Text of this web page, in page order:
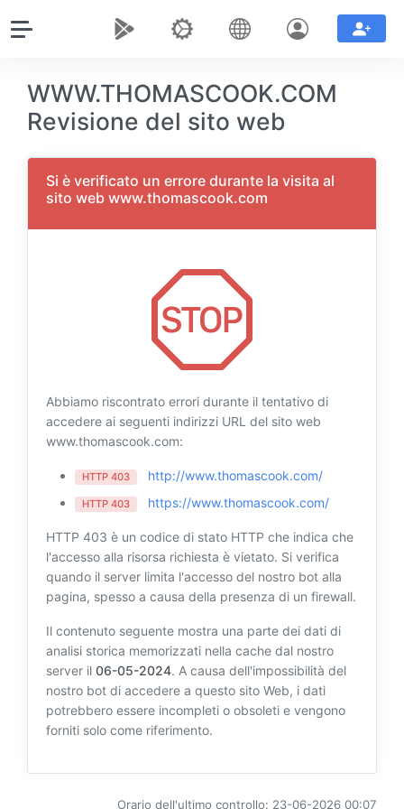
WWW.THOMASCOOK.COM
Revisione del sito web
Si è verificato un errore durante la visita al
sito web www.thomascook.com
Abbiamo riscontrato errori durante il tentativo di
accedere ai seguenti indirizzi URL del sito web
www.thomascook.com:
HTTP 403 http://www.thomascook.com/
HTTP 403 https://www.thomascook.com/
HTTP 403 è un codice di stato HTTP che indica che
l'accesso alla risorsa richiesta è vietato. Si verifica
quando il server limita l'accesso del nostro bot alla
pagina, spesso a causa della presenza di un firewall.
Il contenuto seguente mostra una parte dei dati di
analisi storica memorizzati nella cache dal nostro
server il 06-05-2024. A causa dell'impossibilità del
nostro bot di accedere a questo sito Web, i dati
potrebbero essere incompleti o obsoleti e vengono
forniti solo come riferimento.
Orario dell'ultimo controllo: 23-06-2026 00:07